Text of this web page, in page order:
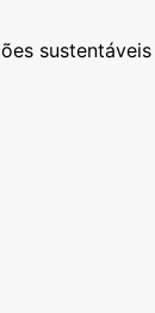
sustentáveis